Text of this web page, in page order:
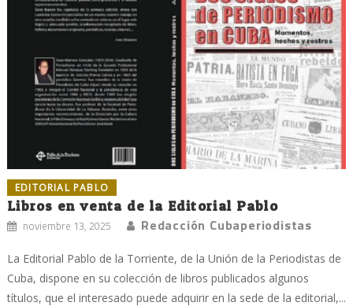
EDITORIAL PABLO
Libros en venta de la Editorial Pablo
noviembre 13, 2025 Redacción Cubaperiodistas
La Editorial Pablo de la Torriente, de la Unión de la Periodistas de
Cuba, dispone en su colección de libros publicados algunos
títulos, que el interesado puede adquirir en la sede de la editorial,...